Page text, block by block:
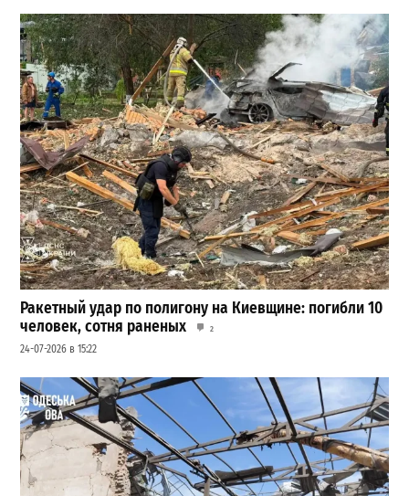
Ракетный удар по полигону на Киевщине: погибли 10
человек, сотня раненых
2
24-07-2026 в 15:22